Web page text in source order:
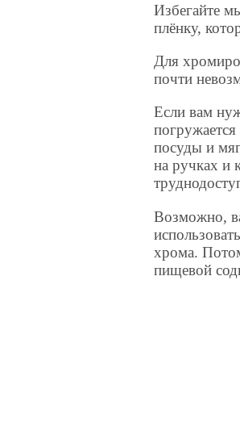
Избегайте
плёнку,
Для
почти
Если вам
посуды и
на ручках и
Возможно,
хрома.
пищевой